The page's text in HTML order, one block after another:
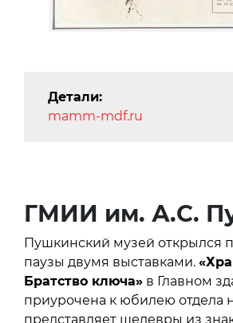
Детали:
mamm-mdf.ru
ГМИИ им. А.С.
Пушкинский музей открылся
паузы двумя выставками.
Братство ключа» в Главном
приурочена к юбилею отдела
представляет шедевры из